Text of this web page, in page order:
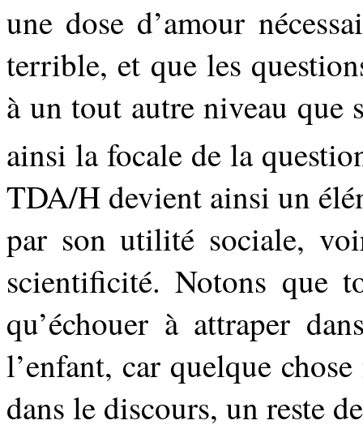
une dose d’amour
terrible, et que les
à un tout autre niveau que
ainsi la focale de la
TDA/H devient ainsi un
par son utilité sociale,
scientificité. Notons que
qu’échouer à attraper
l’enfant, car quelque
dans le discours, un reste